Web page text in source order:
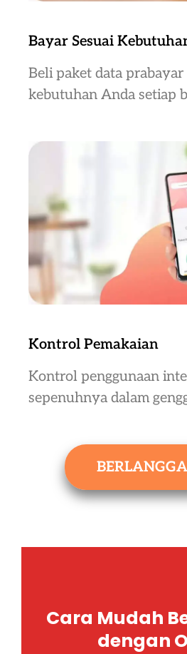
Bayar Sesuai
Beli paket data prabayar
kebutuhan Anda setiap
Kontrol Pemakaian
Kontrol penggunaan
sepenuhnya dalam
Cara Mudah
dengan